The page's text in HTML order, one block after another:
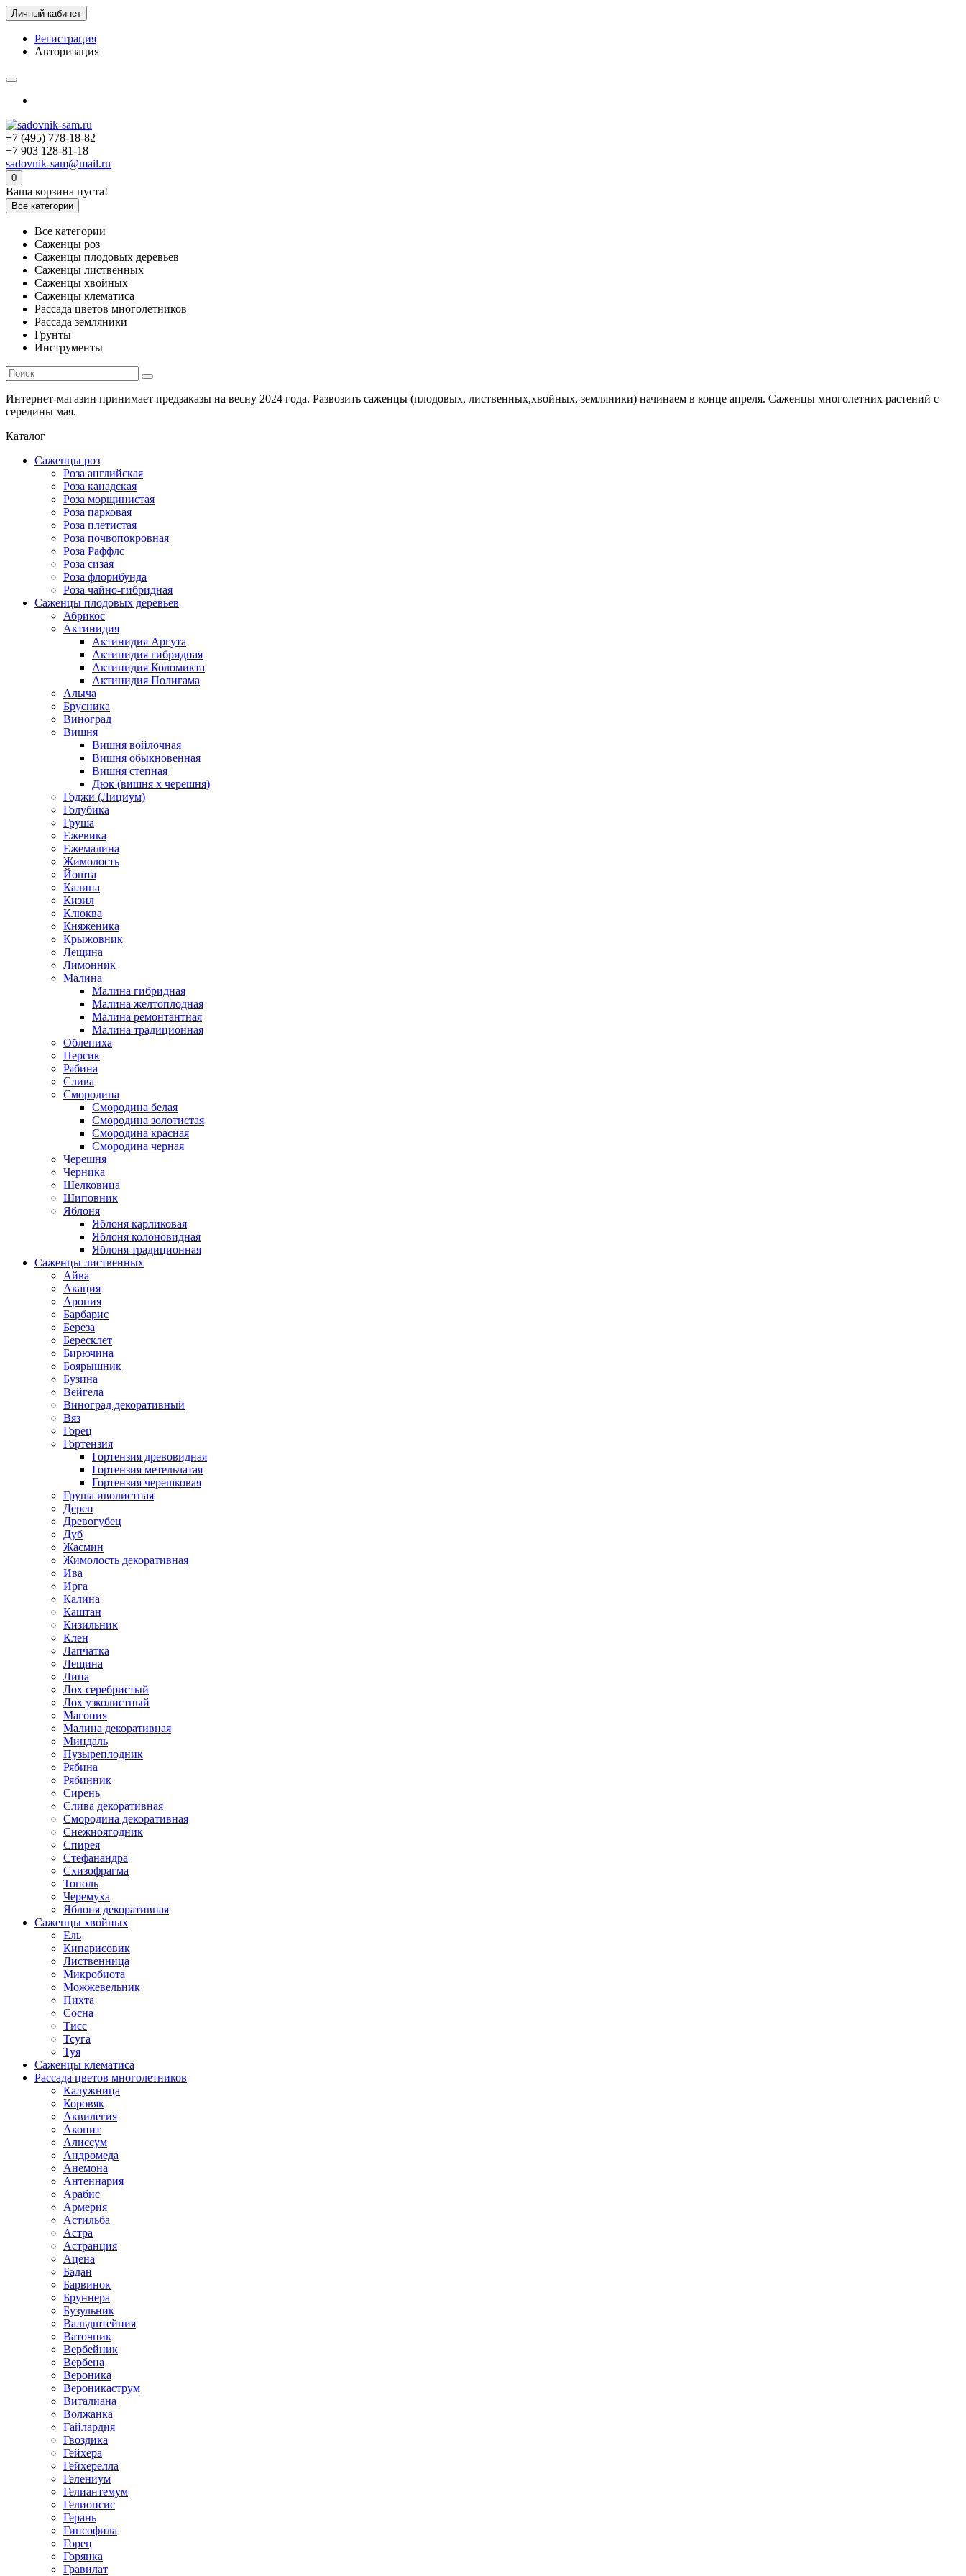
Личный кабинет
Регистрация
Авторизация
+7 (495) 778-18-82
+7 903 128-81-18
sadovnik-sam@mail.ru
0
Ваша корзина пуста!
Все категории
Все категории
Саженцы роз
Саженцы плодовых деревьев
Саженцы лиственных
Саженцы хвойных
Саженцы клематиса
Рассада цветов многолетников
Рассада земляники
Грунты
Инструменты
Интернет-магазин принимает предзаказы на весну 2024 года. Развозить саженцы (плодовых, лиственных,хвойных, земляники) начинаем в конце апреля. Саженцы многолетних растений с
середины мая.
Каталог
Саженцы роз
Роза английская
Роза канадская
Роза морщинистая
Роза парковая
Роза плетистая
Роза почвопокровная
Роза Раффлс
Роза сизая
Роза флорибунда
Роза чайно-гибридная
Саженцы плодовых деревьев
Абрикос
Актинидия
Актинидия Аргута
Актинидия гибридная
Актинидия Коломикта
Актинидия Полигама
Алыча
Брусника
Виноград
Вишня
Вишня войлочная
Вишня обыкновенная
Вишня степная
Дюк (вишня х черешня)
Годжи (Лициум)
Голубика
Груша
Ежевика
Ежемалина
Жимолость
Йошта
Калина
Кизил
Клюква
Княженика
Крыжовник
Лещина
Лимонник
Малина
Малина гибридная
Малина желтоплодная
Малина ремонтантная
Малина традиционная
Облепиха
Персик
Рябина
Слива
Смородина
Смородина белая
Смородина золотистая
Смородина красная
Смородина черная
Черешня
Черника
Шелковица
Шиповник
Яблоня
Яблоня карликовая
Яблоня колоновидная
Яблоня традиционная
Саженцы лиственных
Айва
Акация
Арония
Барбарис
Береза
Бересклет
Бирючина
Боярышник
Бузина
Вейгела
Виноград декоративный
Вяз
Горец
Гортензия
Гортензия древовидная
Гортензия метельчатая
Гортензия черешковая
Груша иволистная
Дерен
Древогубец
Дуб
Жасмин
Жимолость декоративная
Ива
Ирга
Калина
Каштан
Кизильник
Клен
Лапчатка
Лещина
Липа
Лох серебристый
Лох узколистный
Магония
Малина декоративная
Миндаль
Пузыреплодник
Рябина
Рябинник
Сирень
Слива декоративная
Смородина декоративная
Снежноягодник
Спирея
Стефанандра
Схизофрагма
Тополь
Черемуха
Яблоня декоративная
Саженцы хвойных
Ель
Кипарисовик
Лиственница
Микробиота
Можжевельник
Пихта
Сосна
Тисс
Тсуга
Туя
Саженцы клематиса
Рассада цветов многолетников
Калужница
Коровяк
Аквилегия
Аконит
Алиссум
Андромеда
Анемона
Антеннария
Арабис
Армерия
Астильба
Астра
Астранция
Ацена
Бадан
Барвинок
Бруннера
Бузульник
Вальдштейния
Ваточник
Вербейник
Вербена
Вероника
Вероникаструм
Виталиана
Волжанка
Гайлардия
Гвоздика
Гейхера
Гейхерелла
Гелениум
Гелиантемум
Гелиопсис
Герань
Гипсофила
Горец
Горянка
Гравилат